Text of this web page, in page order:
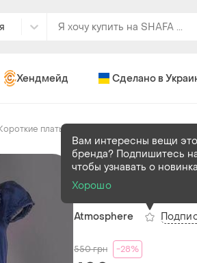
Хендмейд Сделано в
платья
В наличии 1 шт
Легка
Atmosphere
Вам интересны вещи
бренда? Подпишитесь
чтобы узнавать о
Хорошо
550грн -28%